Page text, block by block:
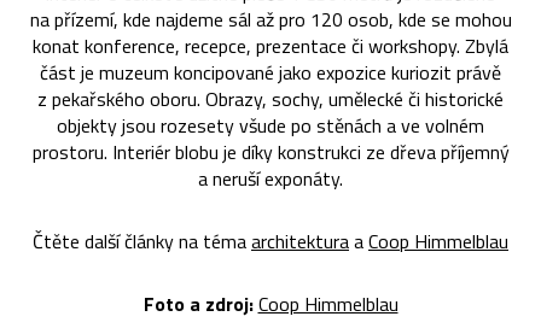
na přízemí, kde najdeme sál až pro 120 osob, kde se mohou
konat konference, recepce, prezentace či workshopy. Zbylá
část je muzeum koncipované jako expozice kuriozit právě
z pekařského oboru. Obrazy, sochy, umělecké či historické
objekty jsou rozesety všude po stěnách a ve volném
prostoru. Interiér blobu je díky konstrukci ze dřeva příjemný
a neruší exponáty.
Čtěte další články na témaarchitekturaaCoop Himmelblau
Foto a zdroj:Coop Himmelblau